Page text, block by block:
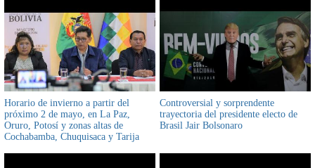
Horario de invierno a partir del
próximo 2 de mayo, en La Paz,
Oruro, Potosí y zonas altas de
Cochabamba, Chuquisaca y Tarija
Controversial y sorprendente
trayectoria del presidente electo de
Brasil Jair Bolsonaro